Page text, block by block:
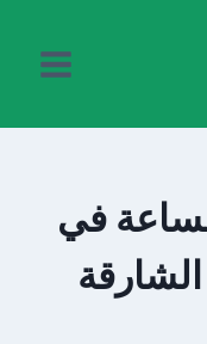
في
الشارقة